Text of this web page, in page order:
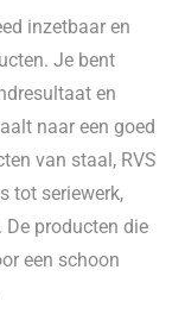
inzetbaar en
Je bent
en
naar een goed
van staal, RVS
tot seriewerk,
producten die
een schoon